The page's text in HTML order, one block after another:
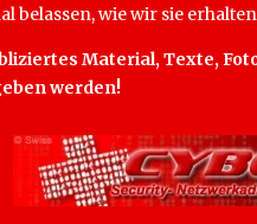
belassen, wie wir sie
Material, Texte,
werden!